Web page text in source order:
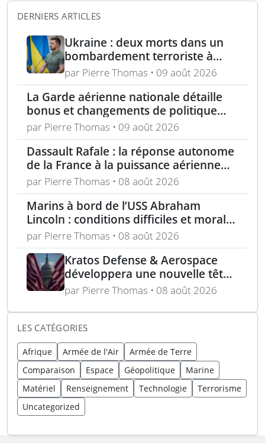
DERNIERS ARTICLES
Ukraine : deux morts dans un
bombardement terroriste à
Kharkiv – acquisition turque de
lance-roquettes M270 et
missiles ATACMS
par Pierre Thomas • 09 août 2026
La Garde aérienne nationale détaille
bonus et changements de politique
dans le cadre de l’« incitation estivale »
par Pierre Thomas • 09 août 2026
Dassault Rafale : la réponse autonome
de la France à la puissance aérienne
moderne
par Pierre Thomas • 08 août 2026
Marins à bord de l’USS Abraham
Lincoln : conditions difficiles et moral
en berne selon leurs familles
par Pierre Thomas • 08 août 2026
Kratos Defense & Aerospace
développera une nouvelle tête
chercheuse pour les missiles
FGM-148 Javelin
par Pierre Thomas • 08 août 2026
LES CATÉGORIES
Afrique Armée de l'Air
Armée de Terre
Comparaison
Espace Géopolitique
Marine
Matériel
Renseignement Technologie
Terrorisme
Uncategorized